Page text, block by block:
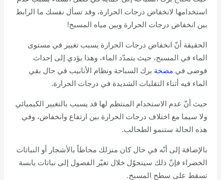
استخدامها لانخفاض درجات الحرارة، وقد تسأل نفسك ما الرابط
بين انخفاض درجات الحرارة وبين مياه المسبح!
الحقيقة أنّ انخفاض درجات الحرارة يسبب تغيير في مستوى
الماء في المسبح، حيث يتمدّد الماء، وهذا يؤدي إلى إحداث
فوضى في مضخة برك السباحة ونظام الأنابيب في حال بقي
الماء فيه أثناء التقلبات الشديدة في درجات الحرارة.
حيث أنّ عدم الاستخدام المنتظم لها قد يسبب بالتغيير الكيميائي
ولا سيما مع اختلاف درجات الحرارة بين ارتفاع وانخفاض، وفي
هذه الحالة ستنمو الطحالب.
بالإضافة إلى أنّه في حال كان منزلك محاطاً بالأشجار أو النباتات
الخضراء فإنّ ذلك سيتحوّل خلال تغيّر الفصول إلى نباتات يابسة
تسقط على سطح المسبح.